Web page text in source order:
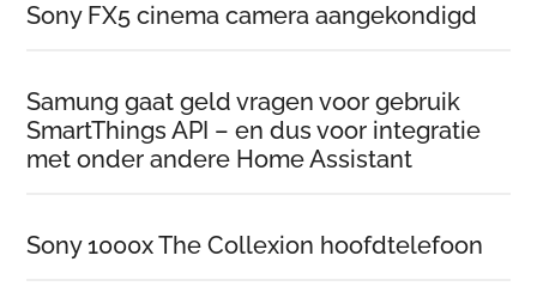
Sony FX5 cinema camera aangekondigd
Samung gaat geld vragen voor gebruik
SmartThings API – en dus voor integratie
met onder andere Home Assistant
Sony 1000x The Collexion hoofdtelefoon